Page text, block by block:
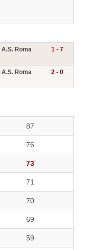
A.S. Roma 1 - 7
A.S. Roma 2 - 0
87
76
73
71
70
69
59